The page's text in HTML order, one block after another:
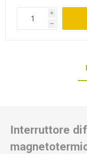
i
h
Interruttore